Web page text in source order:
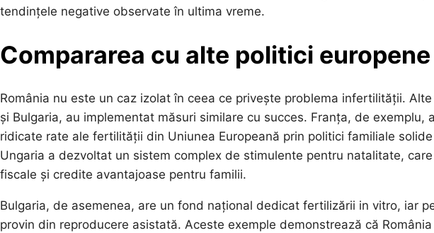
tendințele negative observate în ultima vreme.
Compararea cu alte politici europene
România nu este un caz izolat în ceea ce privește problema infertilității.
și Bulgaria, au implementat măsuri similare cu succes. Franța, de exemplu,
ridicate rate ale fertilității din Uniunea Europeană prin politici familiale
Ungaria a dezvoltat un sistem complex de stimulente pentru natalitate,
fiscale și credite avantajoase pentru familii.
Bulgaria, de asemenea, are un fond național dedicat fertilizării in vitro, iar
provin din reproducere asistată. Aceste exemple demonstrează că